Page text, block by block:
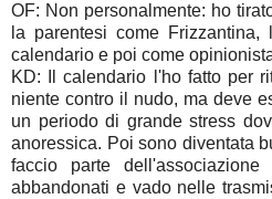
OF: Non personalmente: ho
la parentesi come
calendario e poi come
KD: Il calendario l'ho fatto per
niente contro il nudo, ma deve
un periodo di grande stress
anoressica. Poi sono diventata
faccio parte
abbandonati e vado nelle